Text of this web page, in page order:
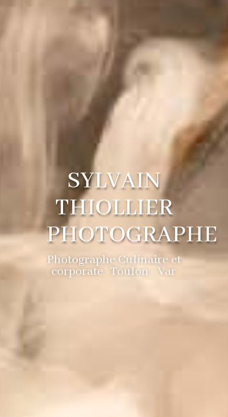
SYLVAIN
THIOLLIER
PHOTOGRAPHE
Photographe Culinaire et
corporate -Toulon - Var